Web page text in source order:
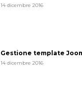
14 dicembre 2016
Gestione template
14 dicembre 2016